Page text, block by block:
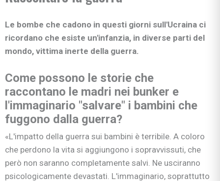
Le bombe che cadono in questi giorni sull'Ucraina ci
ricordano che esiste un'infanzia, in diverse parti del
mondo, vittima inerte della guerra.
Come possono le storie che
raccontano le madri nei bunker e
l'immaginario "salvare" i bambini che
fuggono dalla guerra?
«L'impatto della guerra sui bambini è terribile. A coloro
che perdono la vita si aggiungono i sopravvissuti, che
però non saranno completamente salvi. Ne usciranno
psicologicamente devastati. L'immaginario, soprattutto